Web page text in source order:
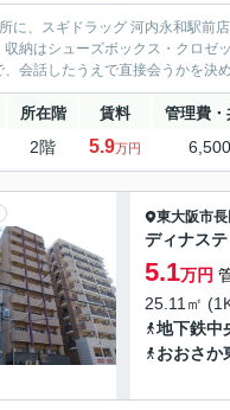
に、スギドラッグ 河内永和駅前
収納はシューズボックス・クロゼ
、会話したうえで直接会うかを決
所在階 賃料 管理費・
2階 5.9万円
東大阪市
ディナス
5.1万円
25.11㎡
地下鉄中
おおさか